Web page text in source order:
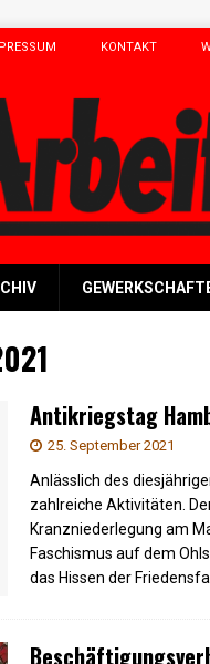
KONTAKT
Antikriegstag
25. September 2021
Anlässlich des
zahlreiche Aktivitäten.
Kranzniederlegung am
Faschismus auf dem
das Hissen der